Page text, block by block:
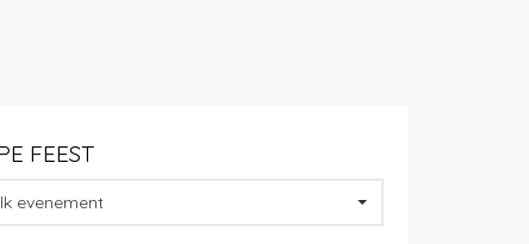
FEEST
evenement